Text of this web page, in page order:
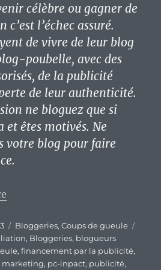
célèbre ou gagner de
c’est l’échec assuré.
de vivre de leur blog
poubelle, avec des
de la publicité
de leur authenticité.
ne bloguez que si
et êtes motivés.Ne
votre blog pour faire
Catégories
Bloggeries,Coups de gueule
, Bloggeries, blogueurs
,financement par la publicité,
marketing, pc-inpact, publicité,